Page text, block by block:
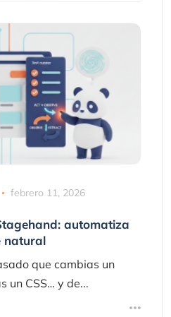
febrero 11, 2026
automatiza
natural
que cambias un
un CSS… y de...